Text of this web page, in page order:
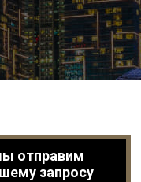
отправим
запросу